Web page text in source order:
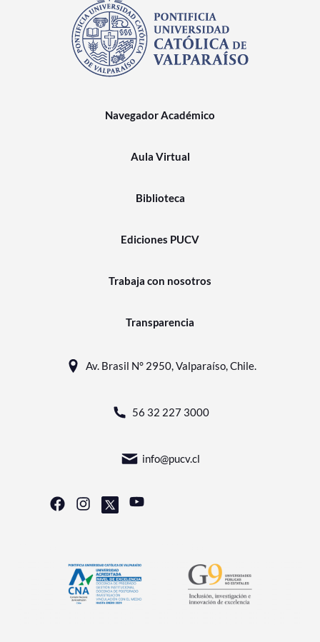
Navegador Académico
Aula Virtual
Biblioteca
Ediciones PUCV
Trabaja con nosotros
Transparencia
Av. Brasil N° 2950, Valparaíso, Chile.
56 32 227 3000
info@pucv.cl